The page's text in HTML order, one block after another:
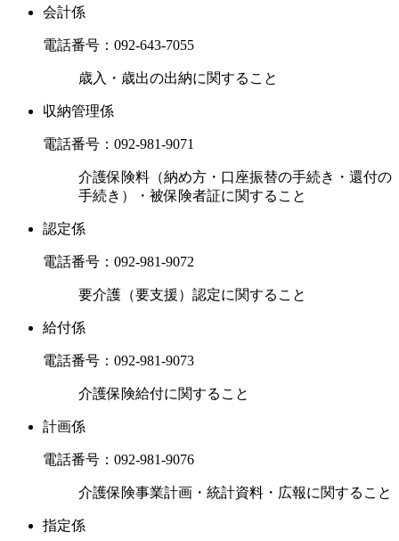
会計係
電話番号： 092-643-7055
歳入・歳出の出納に関すること
収納管理係
電話番号： 092-981-9071
介護保険料（納め方・口座振替の手続き・還付の
手続き）・被保険者証に関すること
認定係
電話番号： 092-981-9072
要介護（要支援）認定に関すること
給付係
電話番号： 092-981-9073
介護保険給付に関すること
計画係
電話番号： 092-981-9076
介護保険事業計画・統計資料・広報に関すること
指定係